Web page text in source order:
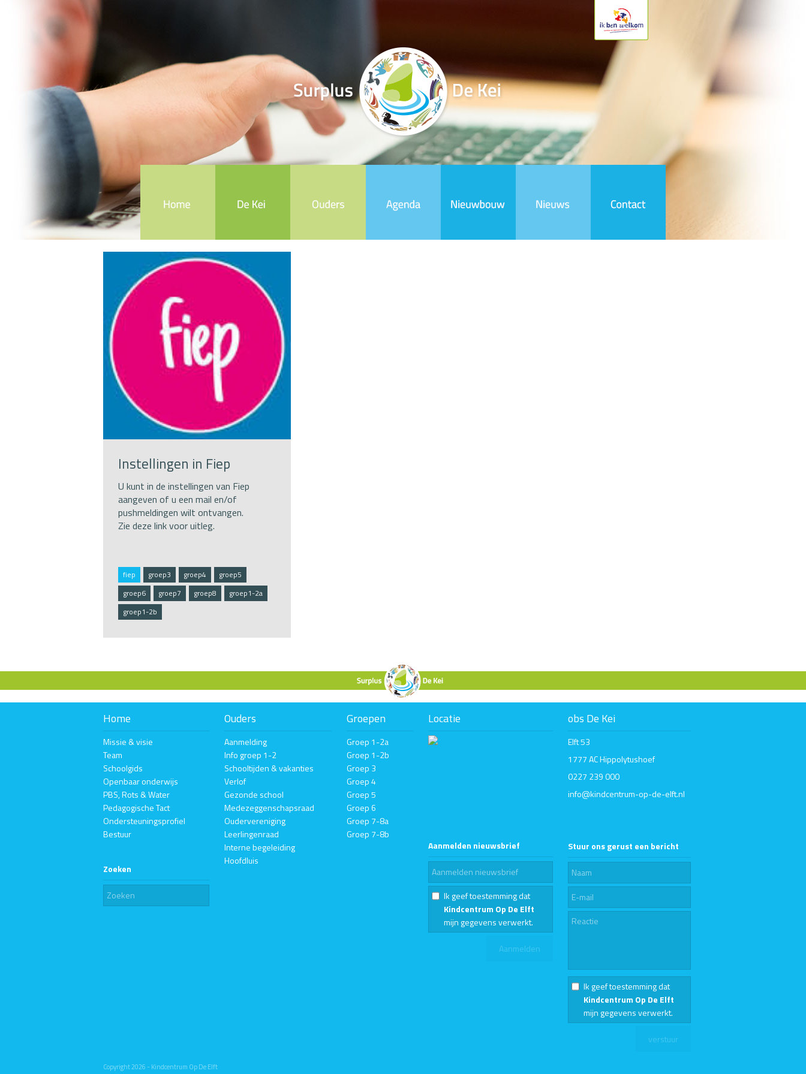
Instellingen in Fiep
U kunt in de instellingen van Fiep
aangeven of u een mail en/of
pushmeldingen wilt ontvangen.
Zie deze link voor uitleg.
fiep groep3 groep4
groep5
groep6
groep7 groep8
groep1-2a
groep1-2b
Home
Missie & visie
Team
Schoolgids
Openbaar onderwijs
PBS, Rots & Water
Pedagogische Tact
Ondersteuningsprofiel
Bestuur
Zoeken
Ouders
Aanmelding
Info groep 1-2
Schooltijden & vakanties
Verlof
Gezonde school
Medezeggenschapsraad
Oudervereniging
Leerlingenraad
Interne begeleiding
Hoofdluis
Groepen
Groep 1-2a
Groep 1-2b
Groep 3
Groep 4
Groep 5
Groep 6
Groep 7-8a
Groep 7-8b
Locatie
Aanmelden nieuwsbrief
Ik geef toestemming dat
Kindcentrum Op De Elft
mijn gegevens verwerkt.
obs De Kei
Elft 53
1777 AC Hippolytushoef
0227 239 000
info@kindcentrum-op-de-elft.nl
Stuur ons gerust een bericht
Ik geef toestemming dat
Kindcentrum Op De Elft
mijn gegevens verwerkt.
Copyright 2026 - Kindcentrum Op De Elft